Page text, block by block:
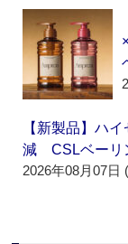
【新製品】ハ
減 CSLベーリ
2026年08月07日